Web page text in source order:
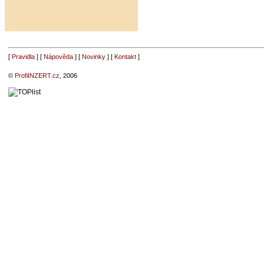
[ Pravidla] [ Nápověda] [ Novinky] [ Kontakt]
© ProfiINZERT.cz , 2006